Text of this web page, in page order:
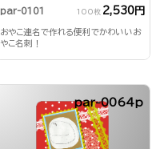
par-0101 100枚 2,530円
おやこ連名で作れる便利でかわいいお
やこ名刺！
par-0064p